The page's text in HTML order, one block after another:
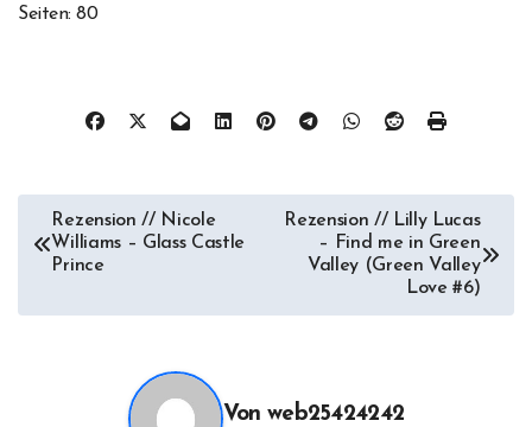
Seiten: 80
Beitragsnavigation
Rezension // Nicole
Williams – Glass Castle
Prince
Rezension // Lilly Lucas
– Find me in Green
Valley (Green Valley
Love #6)
Von web25424242